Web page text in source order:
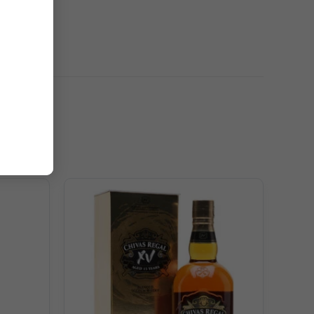
mọng, mận khô ngọt ngào, socola đắng và một ít
khô, quả óc chó, da bóng, cà phê đen, socola đắng